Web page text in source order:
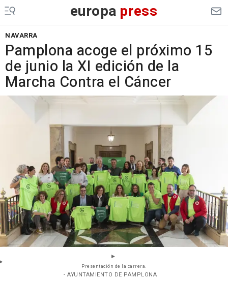
europa press
NAVARRA
Pamplona acoge el próximo 15
de junio la XI edición de la
Marcha Contra el Cáncer
Presentación de la carrera.
- AYUNTAMIENTO DE PAMPLONA